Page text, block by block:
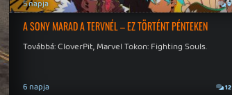
5 napja 9
A SONY MARAD A TERVNÉL – EZ TÖRTÉNT PÉNTEKEN
Továbbá: CloverPit, Marvel Tokon: Fighting Souls.
6 napja 12